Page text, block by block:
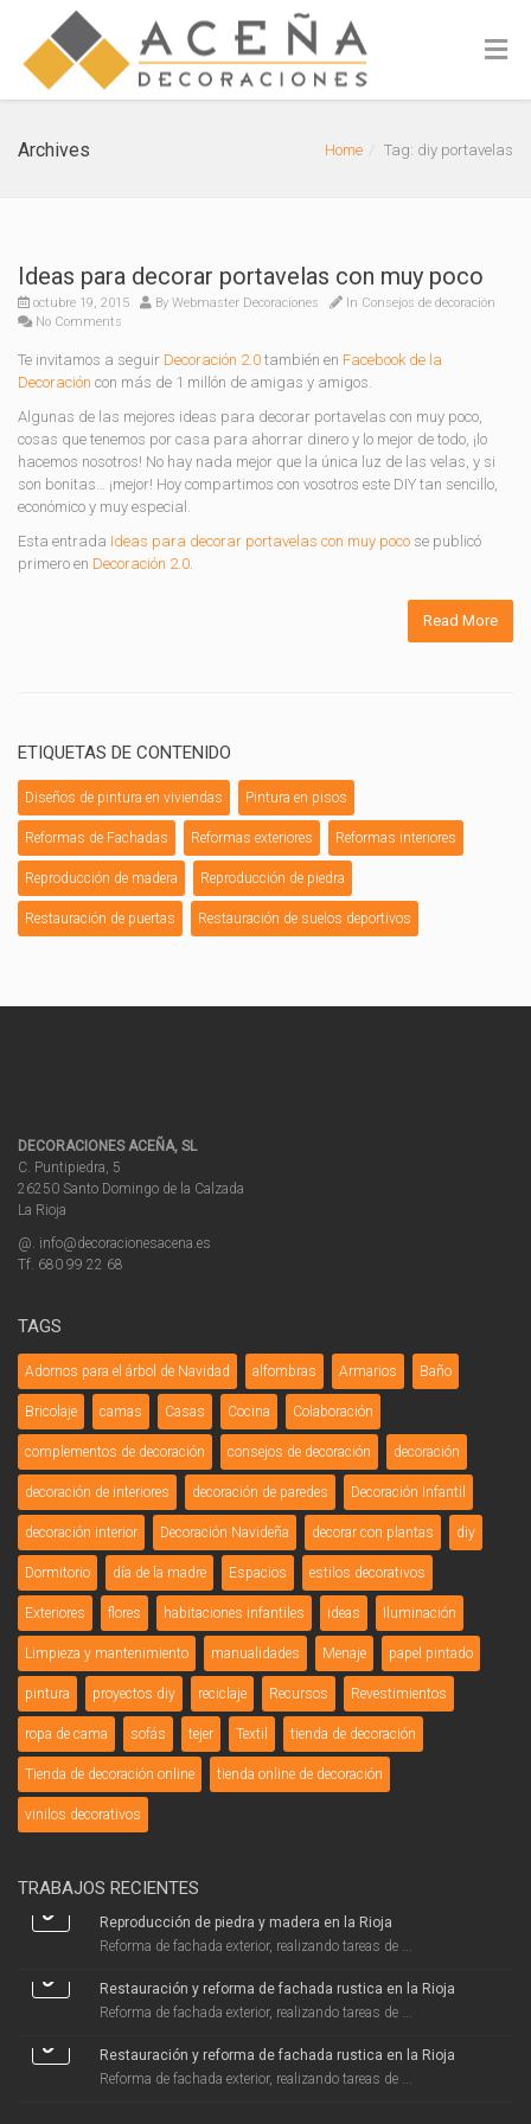
Archives Home Tag: diy portavelas
Ideas para decorar portavelas con muy poco
octubre 19, 2015 By Webmaster Decoraciones In Consejos de decoración
No Comments
Te invitamos a seguir Decoración 2.0 también en Facebook de la
Decoración con más de 1 millón de amigas y amigos.
Algunas de las mejores ideas para decorar portavelas con muy poco,
cosas que tenemos por casa para ahorrar dinero y lo mejor de todo, ¡lo
hacemos nosotros! No hay nada mejor que la única luz de las velas, y si
son bonitas… ¡mejor! Hoy compartimos con vosotros este DIY tan sencillo,
económico y muy especial.
Esta entrada Ideas para decorar portavelas con muy poco se publicó
primero en Decoración 2.0.
Read More
ETIQUETAS DE CONTENIDO
Diseños de pintura en viviendas Pintura en pisos
Reformas de Fachadas Reformas exteriores Reformas interiores
Reproducción de madera Reproducción de piedra
Restauración de puertas Restauración de suelos deportivos
DECORACIONES ACEÑA, SL
C. Puntipiedra, 5
26250 Santo Domingo de la Calzada
La Rioja
@. info@decoracionesacena.es
Tf. 680 99 22 68
TAGS
Adornos para el árbol de Navidad alfombras Armarios Baño
Bricolaje camas Casas Cocina Colaboración
complementos de decoración consejos de decoración decoración
decoración de interiores decoración de paredes Decoración Infantil
decoración interior Decoración Navideña decorar con plantas diy
Dormitorio día de la madre Espacios estilos decorativos
Exteriores flores habitaciones infantiles ideas Iluminación
Limpieza y mantenimiento manualidades Menaje papel pintado
pintura proyectos diy reciclaje Recursos Revestimientos
ropa de cama sofás tejer Textil tienda de decoración
Tienda de decoración online tienda online de decoración
vinilos decorativos
TRABAJOS RECIENTES
Reproducción de piedra y madera en la Rioja
Reforma de fachada exterior, realizando tareas de ...
Restauración y reforma de fachada rustica en la Rioja
Reforma de fachada exterior, realizando tareas de ...
Restauración y reforma de fachada rustica en la Rioja
Reforma de fachada exterior, realizando tareas de ...